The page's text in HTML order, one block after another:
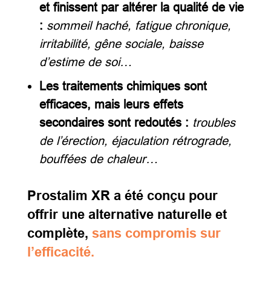
et finissent par altérer la qualité de vie
: sommeil haché, fatigue chronique,
irritabilité, gêne sociale, baisse
d’estime de soi…
Les traitements chimiques sont
efficaces, mais leurs effets
secondaires sont redoutés : troubles
de l’érection, éjaculation rétrograde,
bouffées de chaleur…
Prostalim XR a été conçu pour
offrir une alternative naturelle et
complète, sans compromis sur
l’efficacité.